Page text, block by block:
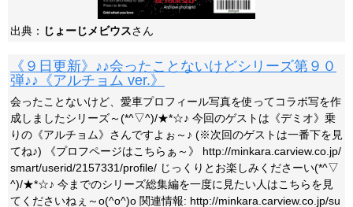
出典： じょーじメビウスさん
《９日更新》♪♪会ったことないけどシリーズ第９０
弾♪♪《アルチョム ver.》
会ったことないけど、愛車プロフィール写真を使ってコラボ写を作
成しましたシリーズ～(*^▽^)/★*☆♪ 今回のゲストは《デミオ》乗
りの《アルチョム》さんですよぉ～♪ (※次回のゲストは一番下を見
てね♪) 《プロフページはこちらぁ～》 http://minkara.carview.co.jp/
smart/userid/2157331/profile/ じっくりとお楽しみくださーい(*^▽
^)/★*☆♪ 今までのシリーズ総集編を一度に見たい人はこちらを見
てくださいねぇ～o(^o^)o 関連情報: http://minkara.carview.co.jp/su